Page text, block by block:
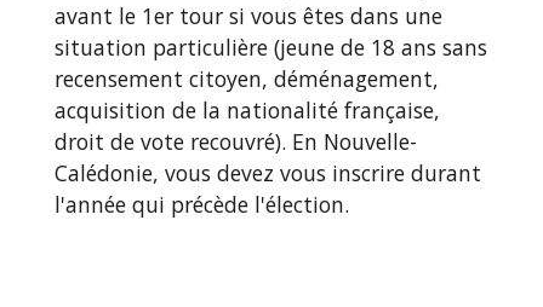
avant le 1er tour si vous êtes dans une
situation particulière (jeune de 18 ans sans
recensement citoyen, déménagement,
acquisition de la nationalité française,
droit de vote recouvré). En Nouvelle-
Calédonie, vous devez vous inscrire durant
l'année qui précède l'élection.